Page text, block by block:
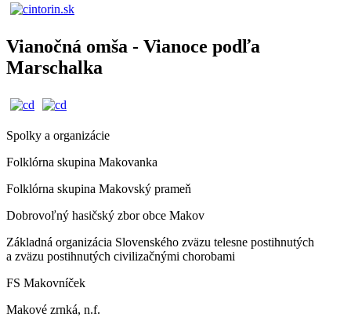
Vianočná omša - Vianoce podľa
Marschalka
Spolky a organizácie
Folklórna skupina Makovanka
Folklórna skupina Makovský prameň
Dobrovoľný hasičský zbor obce Makov
Základná organizácia Slovenského zväzu telesne postihnutých
a zväzu postihnutých civilizačnými chorobami
FS Makovníček
Makové zrnká, n.f.